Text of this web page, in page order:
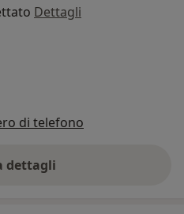
Dettagli
di telefono
dettagli
sull'indirizzo